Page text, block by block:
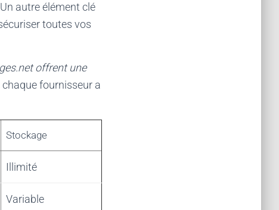
autre élément clé
toutes vos
offrent une
fournisseur a
Stockage
Illimité
Variable